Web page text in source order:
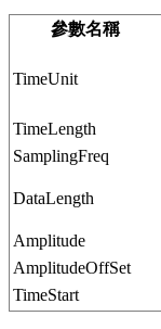
參數名稱
TimeUnit
TimeLength
SamplingFreq
DataLength
Amplitude
AmplitudeOffSet
TimeStart